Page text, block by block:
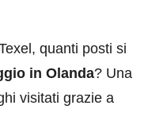
quanti posti si
in Olanda? Una
visitati grazie a